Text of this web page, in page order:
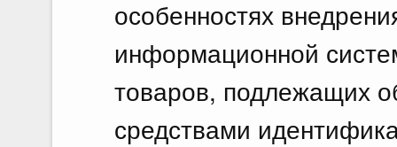
особенностях
информационной
товаров, подлежащих
средствами